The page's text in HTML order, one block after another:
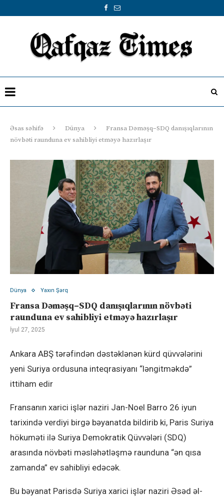
Əsas səhifə Dünya
Fransa Dəməşq–SDQ danışıqlarının
növbəti raunduna ev sahibliyi etməyə hazırlaşır
Dünya Yaxın Şərq
Fransa Dəməşq–SDQ danışıqlarının növbəti
raunduna ev sahibliyi etməyə hazırlaşır
İyul 27, 2025
Ankara ABŞ tərəfindən dəstəklənən kürd qüvvələrini
yeni Suriya ordusuna inteqrasiyanı “ləngitməkdə”
ittiham edir
Fransanın xarici işlər naziri Jan-Noel Barro 26 iyun
tarixində verdiyi birgə bəyanatda bildirib ki, Paris Suriya
hökuməti ilə Suriya Demokratik Qüvvələri (SDQ)
arasında növbəti məsləhətləşmə raunduna “ən qısa
zamanda” ev sahibliyi edəcək.
Bu bəyanat Parisdə Suriya xarici işlər naziri Əsəd əl-